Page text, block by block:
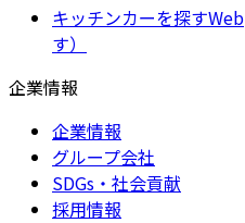
キッチンカーを探すWeb
す）
企業情報
企業情報
グループ会社
SDGs・社会貢献
採用情報